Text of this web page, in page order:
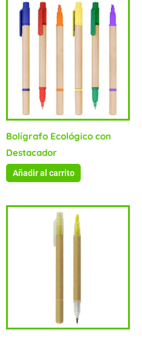
Bolígrafo Ecológico con
Destacador
Añadir al carrito